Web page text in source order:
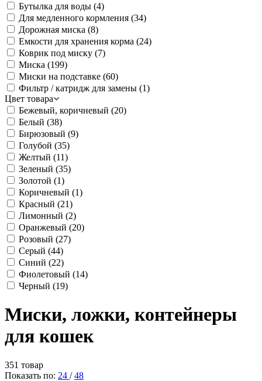
Бутылка для воды (4)
Для медленного кормления (34)
Дорожная миска (8)
Емкости для хранения корма (24)
Коврик под миску (7)
Миска (199)
Миски на подставке (60)
Фильтр / катридж для замены (1)
Цвет товара
Бежевый, коричневый (20)
Белый (38)
Бирюзовый (9)
Голубой (35)
Желтый (11)
Зеленый (35)
Золотой (1)
Коричневый (1)
Красный (21)
Лимонный (2)
Оранжевый (20)
Розовый (27)
Серый (44)
Синий (22)
Фиолетовый (14)
Черный (19)
Миски, ложки, контейнеры
для кошек
351 товар
Показать по: 24 /48